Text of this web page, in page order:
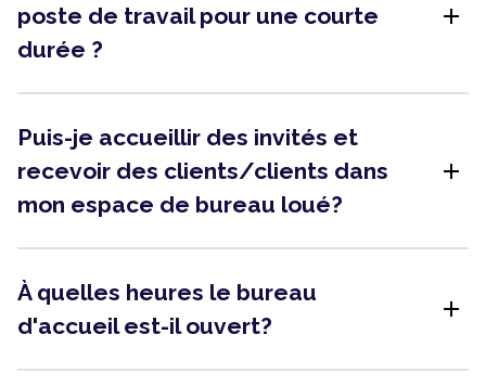
poste de travail pour une courte
durée ?
add
Puis-je accueillir des invités et
recevoir des clients/clients dans
mon espace de bureau loué?
add
À quelles heures le bureau
d'accueil est-il ouvert?
add